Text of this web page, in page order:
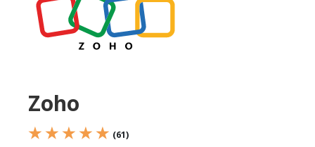
Zoho
★ ★ ★ ★ ★ (61)